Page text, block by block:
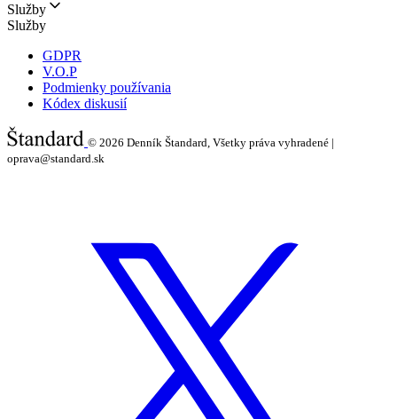
Služby
Služby
GDPR
V.O.P
Podmienky používania
Kódex diskusií
© 2026 Denník Štandard, Všetky práva vyhradené |
oprava@standard.sk